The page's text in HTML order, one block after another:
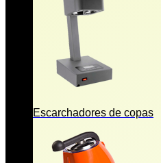
Escarchadores de copas